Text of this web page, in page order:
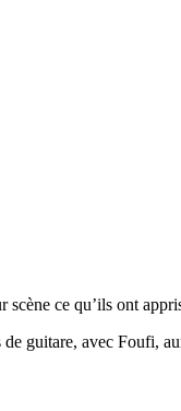
scène ce qu’ils ont
guitare, avec Foufi,